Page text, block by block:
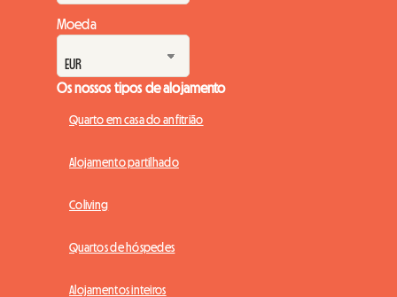
Moeda
Os nossos tipos de alojamento
Quarto em casa do anfitrião
Alojamento partilhado
Coliving
Quartos de hóspedes
Alojamentos inteiros